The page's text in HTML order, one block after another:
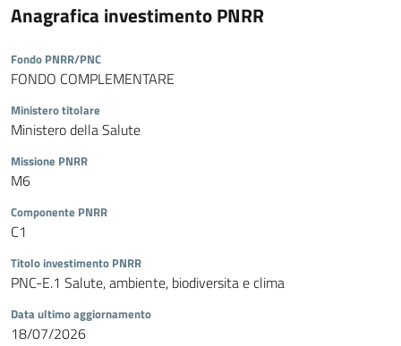
Anagrafica investimento PNRR
Fondo PNRR/PNC
FONDO COMPLEMENTARE
Ministero titolare
Ministero della Salute
Missione PNRR
M6
Componente PNRR
C1
Titolo investimento PNRR
PNC-E.1 Salute, ambiente, biodiversita e clima
Data ultimo aggiornamento
18/07/2026